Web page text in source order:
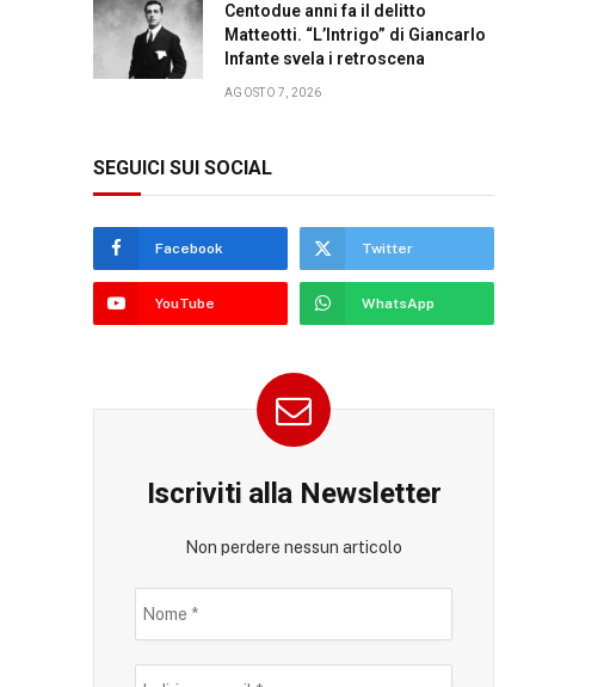
Centodue anni fa il delitto
Matteotti. “L’Intrigo” di Giancarlo
Infante svela i retroscena
AGOSTO 7, 2026
SEGUICI SUI SOCIAL
Facebook Twitter
YouTube WhatsApp
Iscriviti alla Newsletter
Non perdere nessun articolo